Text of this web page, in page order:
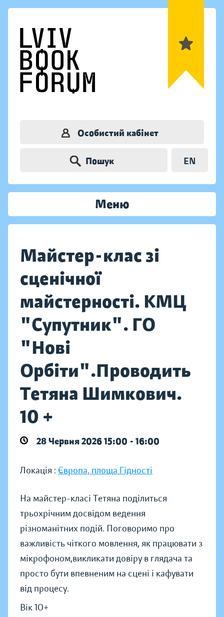
Особистий кабінет
Пошук EN
Меню
Майстер-клас зі
сценічної
майстерності. КМЦ
"Супутник". ГО
"Нові
Орбіти".Проводить
Тетяна Шимкович.
10 +
28 Червня 2026 15:00 - 16:00
Локація : Європа, площа Гідності
На майстер-класі Тетяна поділиться
трьохрічним досвідом ведення
різноманітних подій. Поговоримо про
важливість чіткого мовлення, як працювати з
мікрофоном,викликати довіру в глядача та
просто бути впевненим на сцені і кафувати
від процесу.
Вік 10+